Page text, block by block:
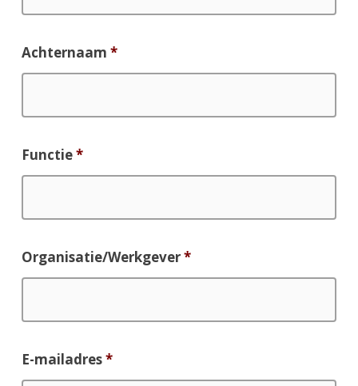
Achternaam *
Functie*
Organisatie/Werkgever*
E-mailadres*